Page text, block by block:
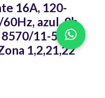
16A, 120-
azul, 9h,
8570/11-509,
1,2,21,22